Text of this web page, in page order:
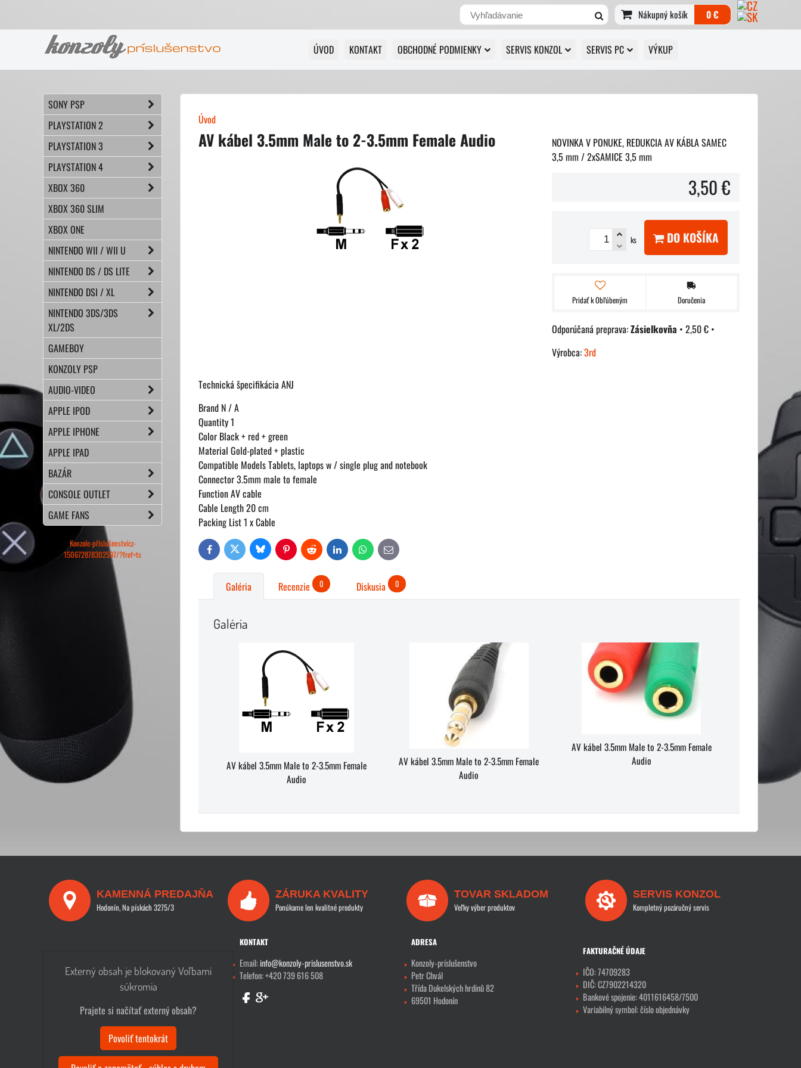
Nákupný košík 0 €
ÚVOD KONTAKT OBCHODNÉ PODMIENKY SERVIS KONZOL SERVIS PC VÝKUP
Úvod
AV kábel 3.5mm Male to 2-3.5mm Female Audio
NOVINKA V PONUKE, REDUKCIA AV KÁBLA SAMEC
3,5 mm / 2xSAMICE 3,5 mm
3,50 €
ks DO KOŠÍKA
Pridať k Obľúbeným Doručenia
Zásielkovňa • 2,50 € •
Výrobca:3rd
Technická špecifikácia ANJ
Brand N / A
Quantity 1
Color Black + red + green
Material Gold-plated + plastic
Compatible Models Tablets, laptops w / single plug and notebook
Connector 3.5mm male to female
Function AV cable
Cable Length 20 cm
Packing List 1 x Cable
FacebookTwitter Bluesky PinterestReddit LinkedIn WhatsAppE-
mail
Galéria Recenzie 0 Diskusia 0
Galéria
AV kábel 3.5mm Male to 2-3.5mm Female
Audio
AV kábel 3.5mm Male to 2-3.5mm Female
Audio
AV kábel 3.5mm Male to 2-3.5mm Female
Audio
SONY PSP
PLAYSTATION 2
PLAYSTATION 3
PLAYSTATION 4
XBOX 360
XBOX 360 SLIM
XBOX ONE
NINTENDO WII / WII U
NINTENDO DS / DS LITE
NINTENDO DSI / XL
NINTENDO 3DS/3DS
XL/2DS
GAMEBOY
KONZOLY PSP
AUDIO-VIDEO
APPLE IPOD
APPLE IPHONE
APPLE IPAD
BAZÁR
CONSOLE OUTLET
GAME FANS
Konzole-příslušenstvícz-
150672878302597/?fref=ts
KAMENNÁ PREDAJŇA
Hodonín, Na pískách 3275/3
ZÁRUKA KVALITY
Ponúkame len kvalitné produkty
TOVAR SKLADOM
Veľky výber produktov
SERVIS KONZOL
Kompletný pozáručný servis
Externý obsah je blokovaný Voľbami
súkromia
Prajete si načítať externý obsah?
Povoliť tentokrát
KONTAKT
Email:info@konzoly-prislusenstvo.sk
Telefon: +420 739 616 508
ADRESA
Konzoly-príslušenstvo
Petr Chvál
Třída Dukelských hrdinů 82
69501 Hodonín
FAKTURAČNÉ ÚDAJE
IČO: 74709283
DIČ: CZ7902214320
Bankové spojenie: 4011616458/7500
Variabilný symbol: číslo objednávky